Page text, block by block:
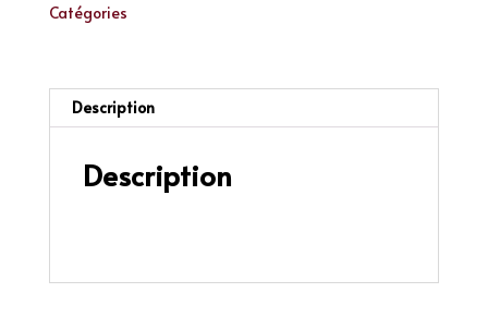
Cuit
Catégories
Description
Description